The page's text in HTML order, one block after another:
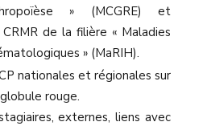
» (MCGRE) et
de la filière « Maladies
» (MaRIH).
nationales et régionales sur
rouge.
externes, liens avec